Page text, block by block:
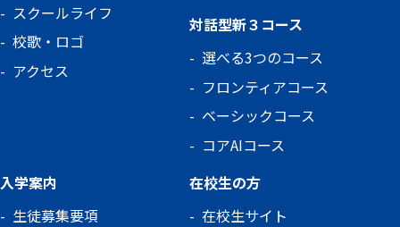
スクールライフ
校歌・ロゴ
アクセス
対話型新３コース
選べる3つのコース
フロンティアコース
ベーシックコース
コアAIコース
入学案内
生徒募集要項
在校生の方
在校生サイト